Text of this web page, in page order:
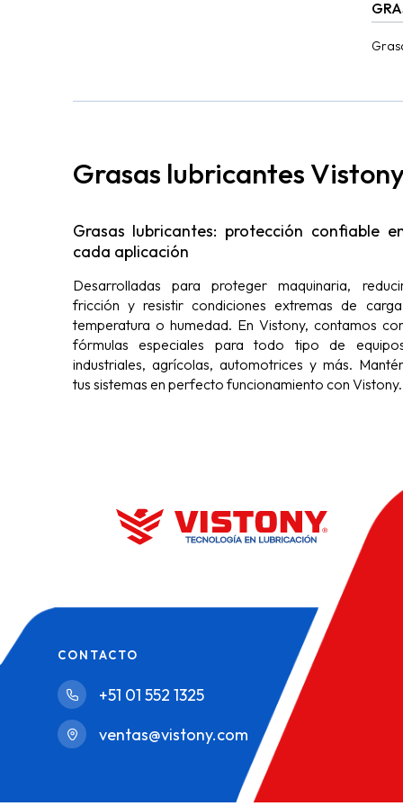
Grasas lubricantes
Grasas lubricantes: protección confiable
cada aplicación
Desarrolladas para proteger maquinaria,
fricción y resistir condiciones extremas de
temperatura o humedad. En Vistony, contamos
fórmulas especiales para todo tipo de
industriales, agrícolas, automotrices y más.
tus sistemas en perfecto funcionamiento con Vistony.
CONTACTO
+51 01 552 1325
ventas@vistony.com